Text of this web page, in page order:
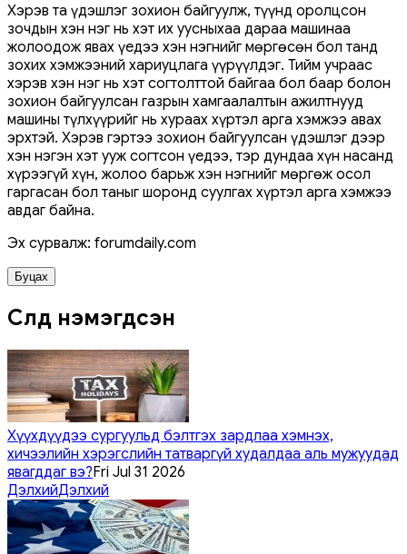
Хэрэв та үдэшлэг зохион байгуулж, түүнд оролцсон
зочдын хэн нэг нь хэт их уусныхаа дараа машинаа
жолоодож явах үедээ хэн нэгнийг мөргөсөн бол танд
зохих хэмжээний хариуцлага үүрүүлдэг. Тийм учраас
хэрэв хэн нэг нь хэт согтолттой байгаа бол баар болон
зохион байгуулсан газрын хамгаалалтын ажилтнууд
машины түлхүүрийг нь хураах хүртэл арга хэмжээ авах
эрхтэй. Хэрэв гэртээ зохион байгуулсан үдэшлэг дээр
хэн нэгэн хэт ууж согтсон үедээ, тэр дундаа хүн насанд
хүрээгүй хүн, жолоо барьж хэн нэгнийг мөргөж осол
гаргасан бол таныг шоронд суулгах хүртэл арга хэмжээ
авдаг байна.
Эх сурвалж: forumdaily.com
Буцах
Сүүлд нэмэгдсэн
Хүүхдүүдээ сургуульд бэлтгэх зардлаа хэмнэх,
хичээлийн хэрэгслийн татваргүй худалдаа аль мужуудад
явагддаг вэ?Fri Jul 31 2026
ДэлхийДэлхий